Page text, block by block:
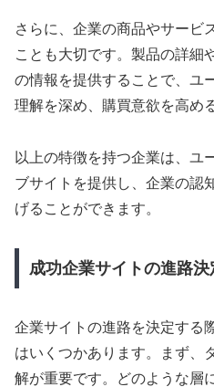
さらに、企業の商品やサービ
ことも大切です。製品の詳細
の情報を提供することで、ユ
理解を深め、購買意欲を高め
以上の特徴を持つ企業は、ユ
ブサイトを提供し、企業の認
げることができます。
成功企業サイトの進路
企業サイトの進路を決定する
はいくつかあります。まず、
解が重要です。どのような層